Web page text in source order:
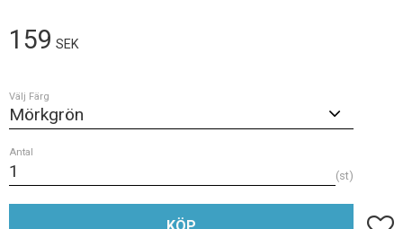
159 SEK
Välj Färg
Antal
st
Lägg